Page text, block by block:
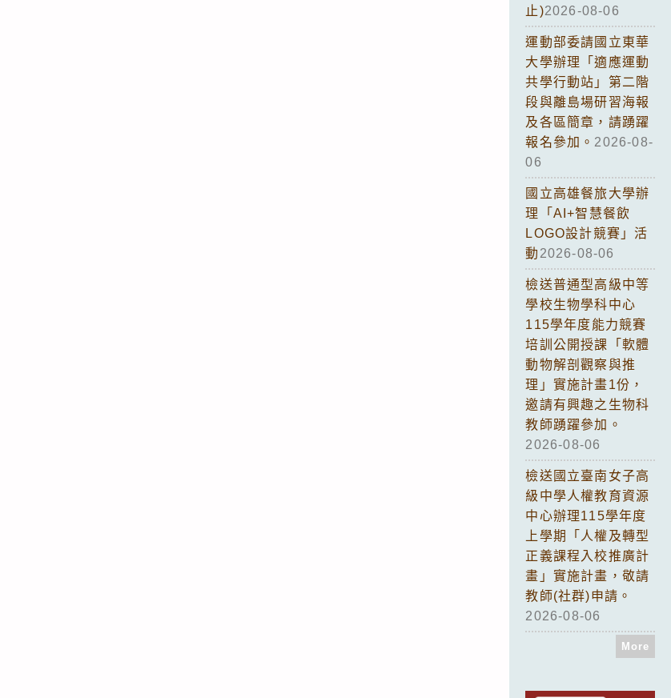
止)2026-08-06
運動部委請國立東華
大學辦理「適應運動
共學行動站」第二階
段與離島場研習海報
及各區簡章，請踴躍
報名參加。 2026-08-
06
國立高雄餐旅大學辦
理「AI+智慧餐飲
LOGO設計競賽」活
動 2026-08-06
檢送普通型高級中等
學校生物學科中心
115學年度能力競賽
培訓公開授課「軟體
動物解剖觀察與推
理」實施計畫1份，
邀請有興趣之生物科
教師踴躍參加。
2026-08-06
檢送國立臺南女子高
級中學人權教育資源
中心辦理115學年度
上學期「人權及轉型
正義課程入校推廣計
畫」實施計畫，敬請
教師(社群)申請。
2026-08-06
More